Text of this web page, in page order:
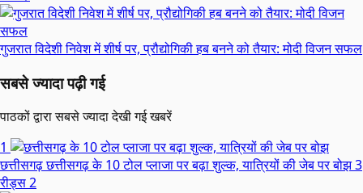
गुजरात विदेशी निवेश में शीर्ष पर, प्रौद्योगिकी हब बनने को तैयार: मोदी विजन सफल
सबसे ज्यादा पढ़ी गई
पाठकों द्वारा सबसे ज्यादा देखी गई खबरें
1
छत्तीसगढ़छत्तीसगढ़ के 10 टोल प्लाजा पर बढ़ा शुल्क, यात्रियों की जेब पर बोझ3
रीड्स2